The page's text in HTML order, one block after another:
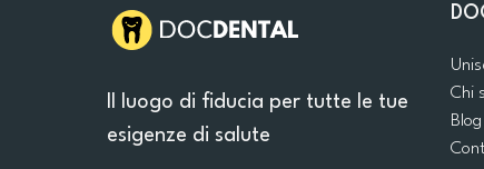
Il luogo di fiducia per tutte le tue
esigenze di salute
Chi